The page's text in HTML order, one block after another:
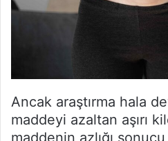
Ancak araştırma hala
maddeyi azaltan aşırı
maddenin azlığı